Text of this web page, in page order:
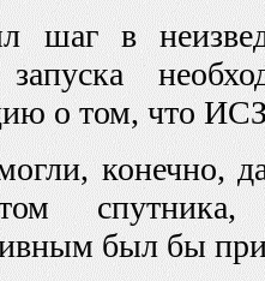
шаг в
запуска
о том, что ИСЗ
конечно,
был бы